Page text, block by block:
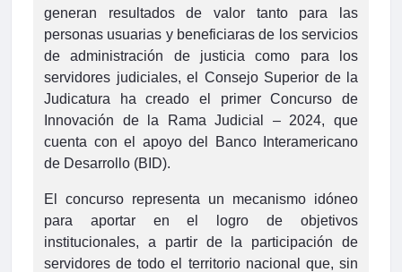
generan resultados de valor tanto para las
personas usuarias y beneficiaras de los servicios
de administración de justicia como para los
servidores judiciales, el Consejo Superior de la
Judicatura ha creado el primer Concurso de
Innovación de la Rama Judicial – 2024, que
cuenta con el apoyo del Banco Interamericano
de Desarrollo (BID).
El concurso representa un mecanismo idóneo
para aportar en el logro de objetivos
institucionales, a partir de la participación de
servidores de todo el territorio nacional que, sin